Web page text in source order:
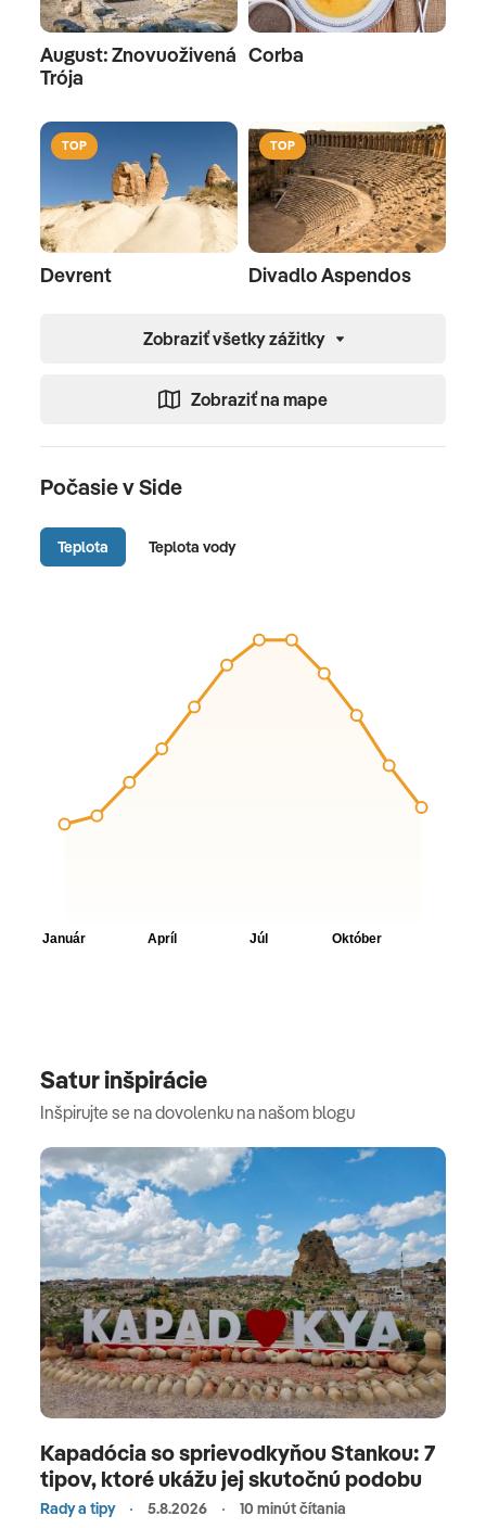
August: Znovuoživená
Trója
Corba
TOP
Devrent
TOP
Divadlo Aspendos
Zobraziť všetky zážitky
Zobraziť na mape
Počasie v Side
Teplota Teplota vody
Satur inšpirácie
Inšpirujte se na dovolenku na našom blogu
Kapadócia so sprievodkyňou Stankou: 7
tipov, ktoré ukážu jej skutočnú podobu
Rady a tipy 5.8.2026 10 minút čítania